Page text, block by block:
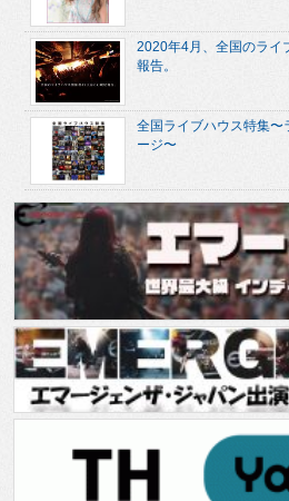
2020年4月、全国のライ
報告。
全国ライブハウス特集〜
ージ〜